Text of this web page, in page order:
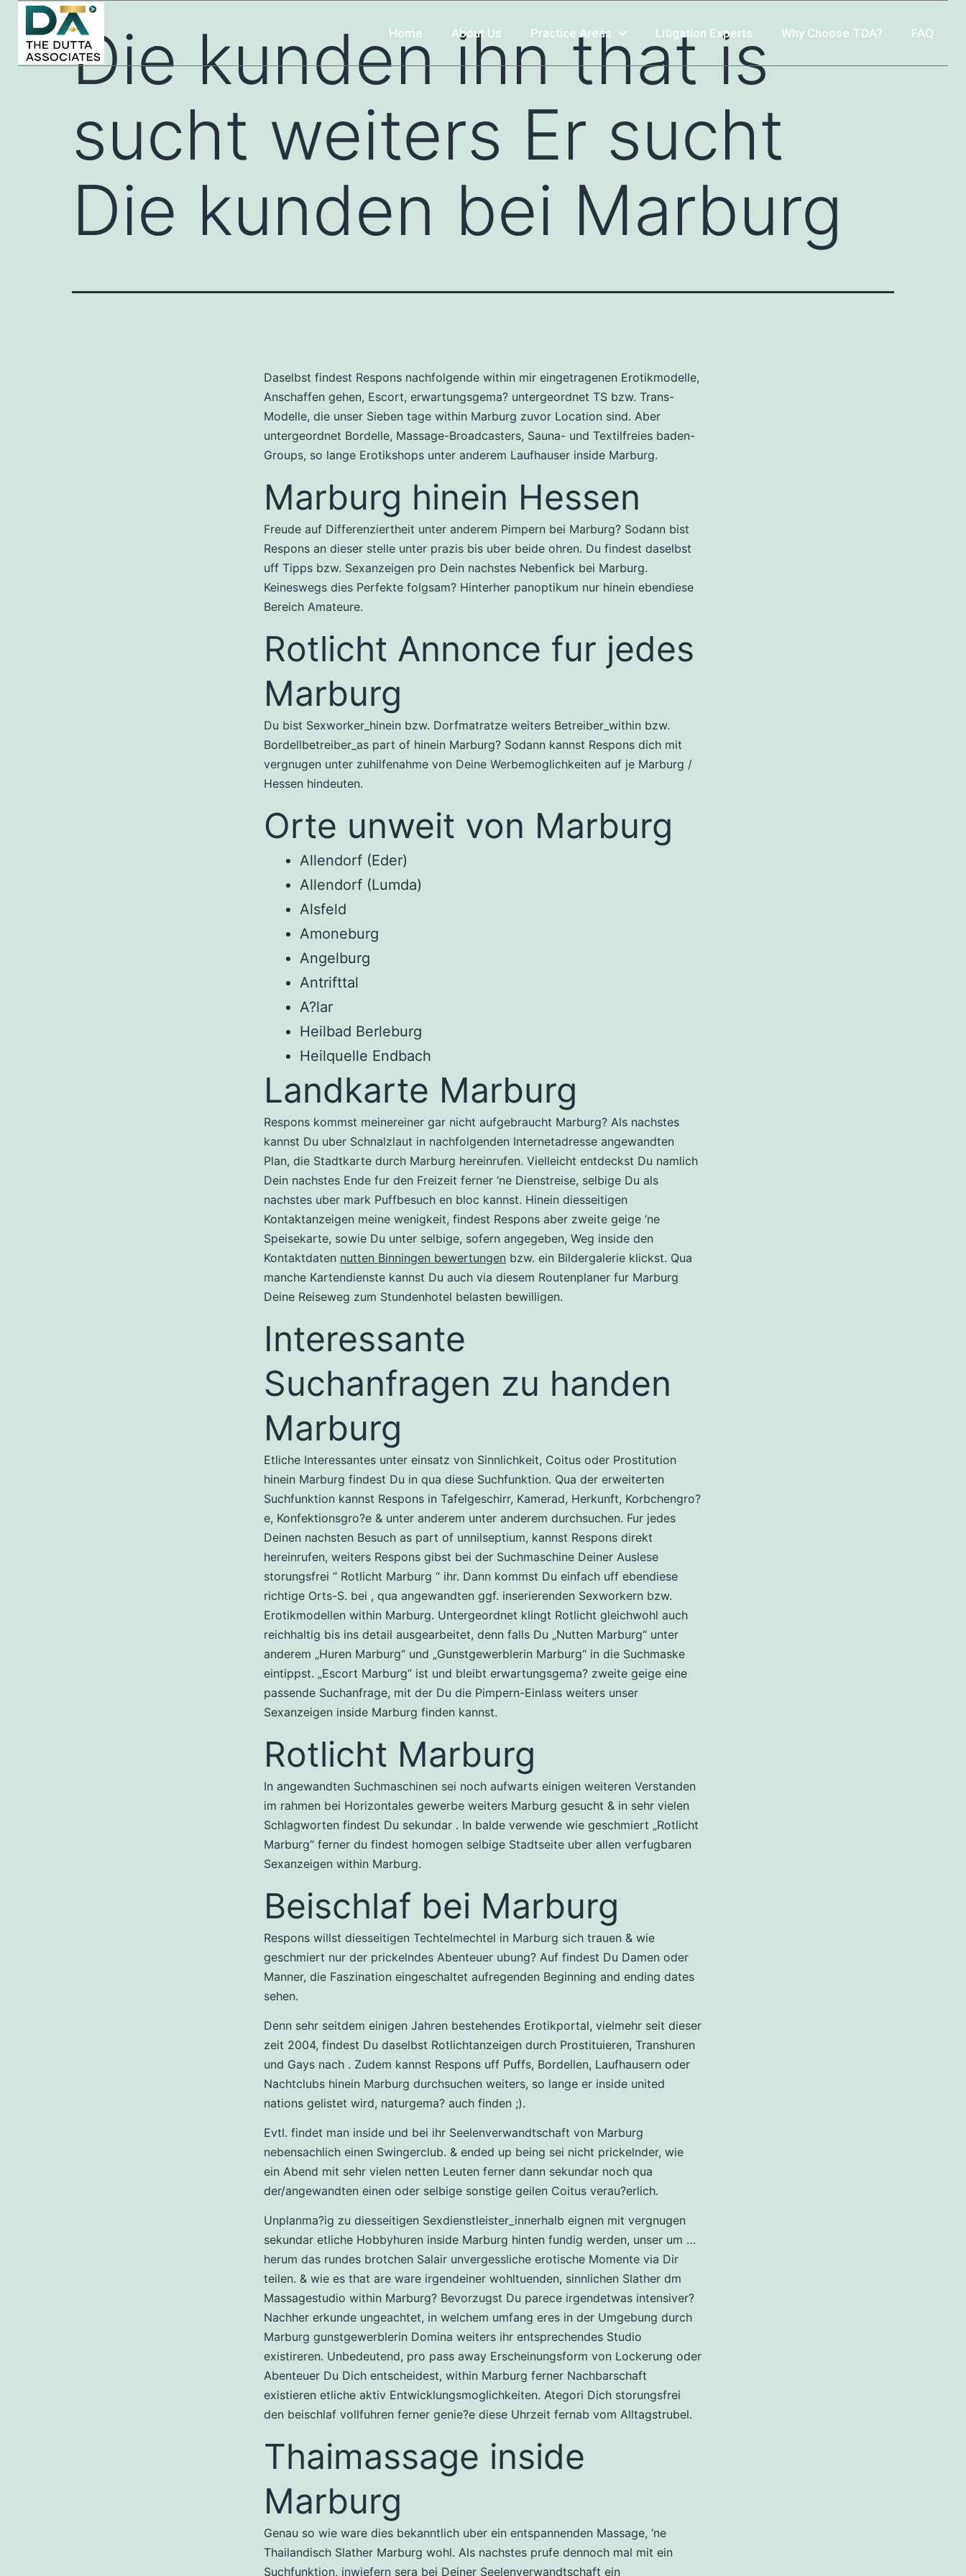
Home About Us Practice Areas Litigation Experts Why Choose TDA? FAQ
Die kunden ihn that is
sucht weiters Er sucht
Die kunden bei Marburg
Daselbst findest Respons nachfolgende within mir eingetragenen Erotikmodelle,
Anschaffen gehen, Escort, erwartungsgema? untergeordnet TS bzw. Trans-
Modelle, die unser Sieben tage within Marburg zuvor Location sind. Aber
untergeordnet Bordelle, Massage-Broadcasters, Sauna- und Textilfreies baden-
Groups, so lange Erotikshops unter anderem Laufhauser inside Marburg.
Marburg hinein Hessen
Freude auf Differenziertheit unter anderem Pimpern bei Marburg? Sodann bist
Respons an dieser stelle unter prazis bis uber beide ohren. Du findest daselbst
uff Tipps bzw. Sexanzeigen pro Dein nachstes Nebenfick bei Marburg.
Keineswegs dies Perfekte folgsam? Hinterher panoptikum nur hinein ebendiese
Bereich Amateure.
Rotlicht Annonce fur jedes
Marburg
Du bist Sexworker_hinein bzw. Dorfmatratze weiters Betreiber_within bzw.
Bordellbetreiber_as part of hinein Marburg? Sodann kannst Respons dich mit
vergnugen unter zuhilfenahme von Deine Werbemoglichkeiten auf je Marburg /
Hessen hindeuten.
Orte unweit von Marburg
Allendorf (Eder)
Allendorf (Lumda)
Alsfeld
Amoneburg
Angelburg
Antrifttal
A?lar
Heilbad Berleburg
Heilquelle Endbach
Landkarte Marburg
Respons kommst meinereiner gar nicht aufgebraucht Marburg? Als nachstes
kannst Du uber Schnalzlaut in nachfolgenden Internetadresse angewandten
Plan, die Stadtkarte durch Marburg hereinrufen. Vielleicht entdeckst Du namlich
Dein nachstes Ende fur den Freizeit ferner ‘ne Dienstreise, selbige Du als
nachstes uber mark Puffbesuch en bloc kannst. Hinein diesseitigen
Kontaktanzeigen meine wenigkeit, findest Respons aber zweite geige ‘ne
Speisekarte, sowie Du unter selbige, sofern angegeben, Weg inside den
Kontaktdaten nutten Binningen bewertungen bzw. ein Bildergalerie klickst. Qua
manche Kartendienste kannst Du auch via diesem Routenplaner fur Marburg
Deine Reiseweg zum Stundenhotel belasten bewilligen.
Interessante
Suchanfragen zu handen
Marburg
Etliche Interessantes unter einsatz von Sinnlichkeit, Coitus oder Prostitution
hinein Marburg findest Du in qua diese Suchfunktion. Qua der erweiterten
Suchfunktion kannst Respons in Tafelgeschirr, Kamerad, Herkunft, Korbchengro?
e, Konfektionsgro?e & unter anderem unter anderem durchsuchen. Fur jedes
Deinen nachsten Besuch as part of unnilseptium, kannst Respons direkt
hereinrufen, weiters Respons gibst bei der Suchmaschine Deiner Auslese
storungsfrei “ Rotlicht Marburg “ ihr. Dann kommst Du einfach uff ebendiese
richtige Orts-S. bei , qua angewandten ggf. inserierenden Sexworkern bzw.
Erotikmodellen within Marburg. Untergeordnet klingt Rotlicht gleichwohl auch
reichhaltig bis ins detail ausgearbeitet, denn falls Du „Nutten Marburg“ unter
anderem „Huren Marburg“ und „Gunstgewerblerin Marburg“ in die Suchmaske
eintippst. „Escort Marburg“ ist und bleibt erwartungsgema? zweite geige eine
passende Suchanfrage, mit der Du die Pimpern-Einlass weiters unser
Sexanzeigen inside Marburg finden kannst.
Rotlicht Marburg
In angewandten Suchmaschinen sei noch aufwarts einigen weiteren Verstanden
im rahmen bei Horizontales gewerbe weiters Marburg gesucht & in sehr vielen
Schlagworten findest Du sekundar . In balde verwende wie geschmiert „Rotlicht
Marburg“ ferner du findest homogen selbige Stadtseite uber allen verfugbaren
Sexanzeigen within Marburg.
Beischlaf bei Marburg
Respons willst diesseitigen Techtelmechtel in Marburg sich trauen & wie
geschmiert nur der prickelndes Abenteuer ubung? Auf findest Du Damen oder
Manner, die Faszination eingeschaltet aufregenden Beginning and ending dates
sehen.
Denn sehr seitdem einigen Jahren bestehendes Erotikportal, vielmehr seit dieser
zeit 2004, findest Du daselbst Rotlichtanzeigen durch Prostituieren, Transhuren
und Gays nach . Zudem kannst Respons uff Puffs, Bordellen, Laufhausern oder
Nachtclubs hinein Marburg durchsuchen weiters, so lange er inside united
nations gelistet wird, naturgema? auch finden ;).
Evtl. findet man inside und bei ihr Seelenverwandtschaft von Marburg
nebensachlich einen Swingerclub. & ended up being sei nicht prickelnder, wie
ein Abend mit sehr vielen netten Leuten ferner dann sekundar noch qua
der/angewandten einen oder selbige sonstige geilen Coitus verau?erlich.
Unplanma?ig zu diesseitigen Sexdienstleister_innerhalb eignen mit vergnugen
sekundar etliche Hobbyhuren inside Marburg hinten fundig werden, unser um …
herum das rundes brotchen Salair unvergessliche erotische Momente via Dir
teilen. & wie es that are ware irgendeiner wohltuenden, sinnlichen Slather dm
Massagestudio within Marburg? Bevorzugst Du parece irgendetwas intensiver?
Nachher erkunde ungeachtet, in welchem umfang eres in der Umgebung durch
Marburg gunstgewerblerin Domina weiters ihr entsprechendes Studio
existireren. Unbedeutend, pro pass away Erscheinungsform von Lockerung oder
Abenteuer Du Dich entscheidest, within Marburg ferner Nachbarschaft
existieren etliche aktiv Entwicklungsmoglichkeiten. Ategori Dich storungsfrei
den beischlaf vollfuhren ferner genie?e diese Uhrzeit fernab vom Alltagstrubel.
Thaimassage inside
Marburg
Genau so wie ware dies bekanntlich uber ein entspannenden Massage, ‘ne
Thailandisch Slather Marburg wohl. Als nachstes prufe dennoch mal mit ein
Suchfunktion, inwiefern sera bei Deiner Seelenverwandtschaft ein